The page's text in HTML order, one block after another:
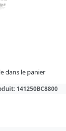
dans le panier
141250BC8800